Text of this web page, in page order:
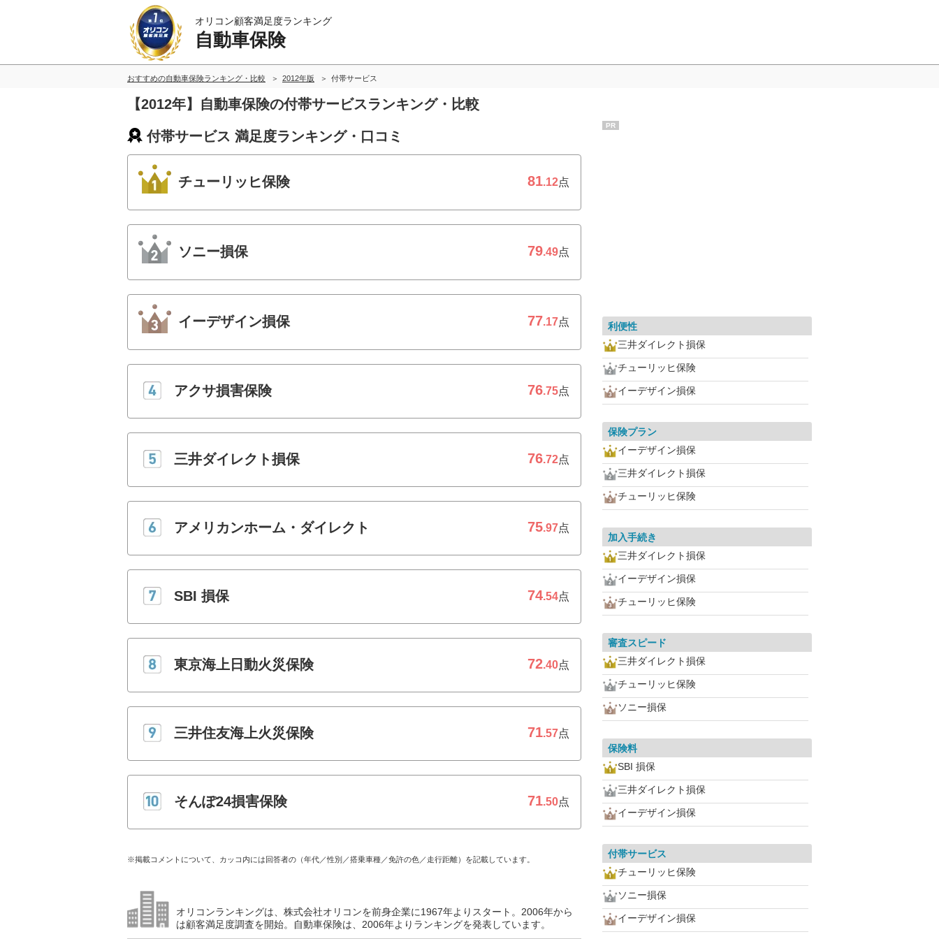
オリコン顧客満足度ランキング
自動車保険
おすすめの自動車保険ランキング・比較 2012年版 付帯サービス
【2012年】自動車保険の付帯サービスランキング・比較
付帯サービス 満足度ランキング・口コミ
チューリッヒ保険 81.12点
ソニー損保 79.49点
イーデザイン損保 77.17点
アクサ損害保険 76.75点
三井ダイレクト損保 76.72点
アメリカンホーム・ダイレクト 75.97点
SBI 損保 74.54点
東京海上日動火災保険 72.40点
三井住友海上火災保険 71.57点
そんぽ24損害保険 71.50点
※掲載コメントについて、カッコ内には回答者の（年代／性別／搭乗車種／免許の色／走行距離）を記載しています。
オリコンランキングは、株式会社オリコンを前身企業に1967年よりスタート。2006年から
は顧客満足度調査を開始。自動車保険は、2006年よりランキングを発表しています。
PR
利便性
三井ダイレクト損保
チューリッヒ保険
イーデザイン損保
保険プラン
イーデザイン損保
三井ダイレクト損保
チューリッヒ保険
加入手続き
三井ダイレクト損保
イーデザイン損保
チューリッヒ保険
審査スピード
三井ダイレクト損保
チューリッヒ保険
ソニー損保
保険料
SBI 損保
三井ダイレクト損保
イーデザイン損保
付帯サービス
チューリッヒ保険
ソニー損保
イーデザイン損保